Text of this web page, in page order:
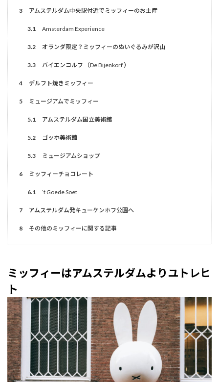
3 アムステルダム中央駅付近でミッフィーのお土産
3.1 Amsterdam Experience
3.2 オランダ限定？ミッフィーのぬいぐるみが沢山
3.3 バイエンコルフ （De Bijenkorf ）
4 デルフト焼きミッフィー
5 ミュージアムでミッフィー
5.1 アムステルダム国立美術館
5.2 ゴッホ美術館
5.3 ミュージアムショップ
6 ミッフィーチョコレート
6.1 ‘t Goede Soet
7 アムステルダム発キューケンホフ公園へ
8 その他のミッフィーに関する記事
ミッフィーはアムステルダムよりユトレヒ
ト